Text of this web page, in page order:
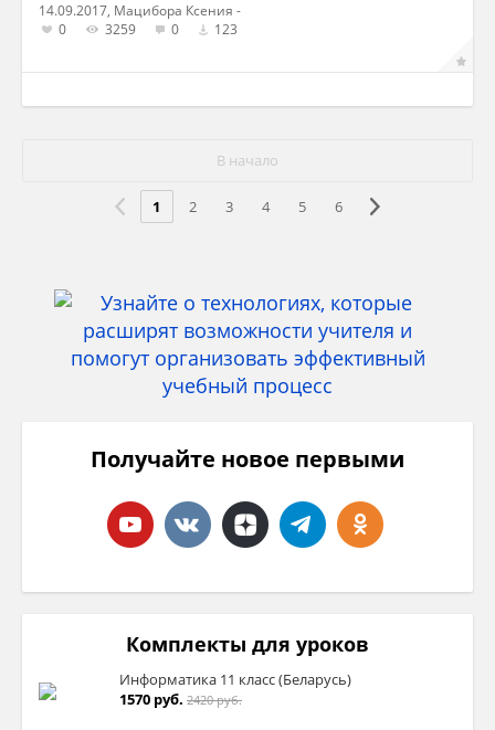
14.09.2017, Мацибора Ксения -
0
3259 0 123
В начало
1 2 3 4 5 6
Получайте новое первыми
Комплекты для уроков
Информатика 11 класс (Беларусь)
1570 руб. 2420 руб.